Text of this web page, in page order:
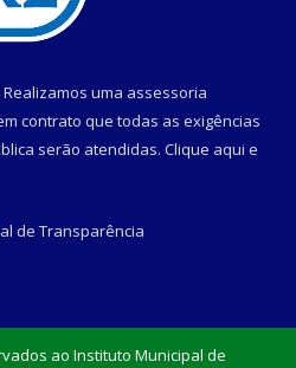
uma assessoria
contrato que todas as exigências
serão atendidas. Clique aqui e
de Transparência
ao Instituto Municipal de